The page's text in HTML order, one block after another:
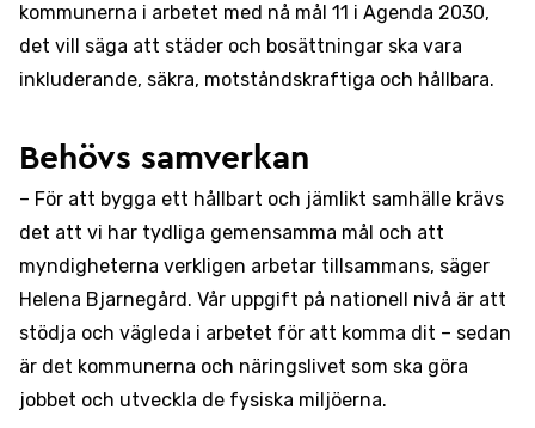
kommunerna i arbetet med nå mål 11 i Agenda 2030,
det vill säga att städer och bosättningar ska vara
inkluderande, säkra, motståndskraftiga och hållbara.
Behövs samverkan
– För att bygga ett hållbart och jämlikt samhälle krävs
det att vi har tydliga gemensamma mål och att
myndigheterna verkligen arbetar tillsammans, säger
Helena Bjarnegård. Vår uppgift på nationell nivå är att
stödja och vägleda i arbetet för att komma dit – sedan
är det kommunerna och näringslivet som ska göra
jobbet och utveckla de fysiska miljöerna.